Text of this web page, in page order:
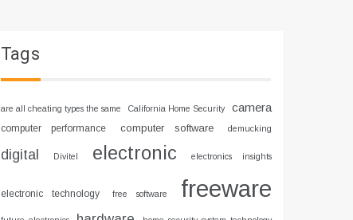
Tags
are all cheating types the same California Home Security camera
computer performance computer software demucking
digital Divitel electronic electronics insights
electronic technology free software freeware